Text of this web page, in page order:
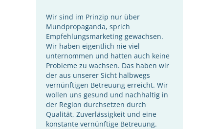
Wir sind im Prinzip nur über
Mundpropaganda, sprich
Empfehlungsmarketing gewachsen.
Wir haben eigentlich nie viel
unternommen und hatten auch keine
Probleme zu wachsen. Das haben wir
der aus unserer Sicht halbwegs
vernünftigen Betreuung erreicht. Wir
wollen uns gesund und nachhaltig in
der Region durchsetzen durch
Qualität, Zuverlässigkeit und eine
konstante vernünftige Betreuung.